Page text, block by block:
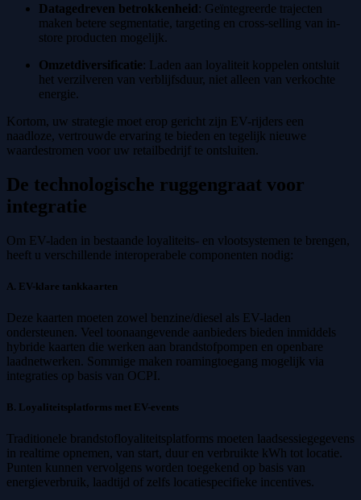
Datagedreven betrokkenheid: Geïntegreerde trajecten
maken betere segmentatie, targeting en cross-selling van in-
store producten mogelijk.
Omzetdiversificatie: Laden aan loyaliteit koppelen ontsluit
het verzilveren van verblijfsduur, niet alleen van verkochte
energie.
Kortom, uw strategie moet erop gericht zijn EV-rijders een
naadloze, vertrouwde ervaring te bieden en tegelijk nieuwe
waardestromen voor uw retailbedrijf te ontsluiten.
De technologische ruggengraat voor
integratie
Om EV-laden in bestaande loyaliteits- en vlootsystemen te brengen,
heeft u verschillende interoperabele componenten nodig:
A. EV-klare tankkaarten
Deze kaarten moeten zowel benzine/diesel als EV-laden
ondersteunen. Veel toonaangevende aanbieders bieden inmiddels
hybride kaarten die werken aan brandstofpompen en openbare
laadnetwerken. Sommige maken roamingtoegang mogelijk via
integraties op basis van OCPI.
B. Loyaliteitsplatforms met EV-events
Traditionele brandstofloyaliteitsplatforms moeten laadsessiegegevens
in realtime opnemen, van start, duur en verbruikte kWh tot locatie.
Punten kunnen vervolgens worden toegekend op basis van
energieverbruik, laadtijd of zelfs locatiespecifieke incentives.